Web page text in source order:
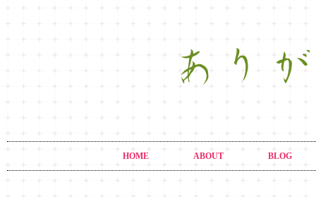
HOME ABOUT BLOG